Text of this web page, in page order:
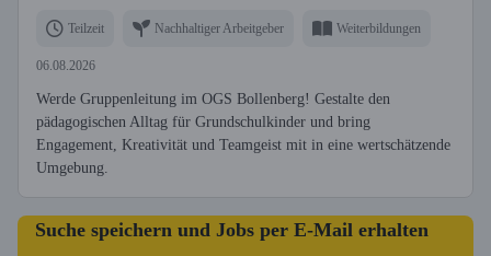
Teilzeit Nachhaltiger Arbeitgeber Weiterbildungen
06.08.2026
Werde Gruppenleitung im OGS Bollenberg! Gestalte den
pädagogischen Alltag für Grundschulkinder und bring
Engagement, Kreativität und Teamgeist mit in eine wertschätzende
Umgebung.
Suche speichern und Jobs per E-Mail erhalten